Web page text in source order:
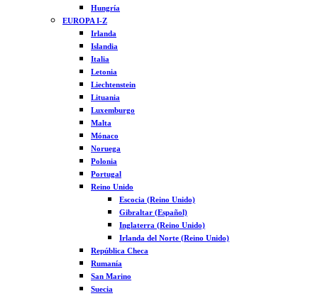
Hungría
EUROPA I-Z
Irlanda
Islandia
Italia
Letonia
Liechtenstein
Lituania
Luxemburgo
Malta
Mónaco
Noruega
Polonia
Portugal
Reino Unido
Escocia (Reino Unido)
Gibraltar (Español)
Inglaterra (Reino Unido)
Irlanda del Norte (Reino Unido)
República Checa
Rumanía
San Marino
Suecia